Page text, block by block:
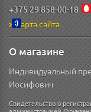
+375 29 858-00-18
Карта сайта
О магазине
Индивидуальный
Иосифович
Свидетельство о